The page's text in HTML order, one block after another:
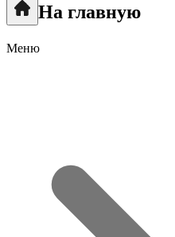
На главную
Меню